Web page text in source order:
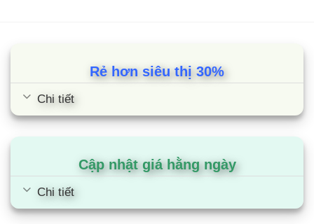
Rẻ hơn siêu thị 30%
Chi tiết
Cập nhật giá hằng ngày
Chi tiết